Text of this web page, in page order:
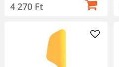
4 270 Ft